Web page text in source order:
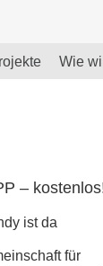
Wie
–
ist da
für